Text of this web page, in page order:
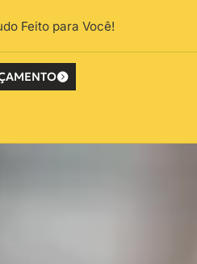
Feito para Você!